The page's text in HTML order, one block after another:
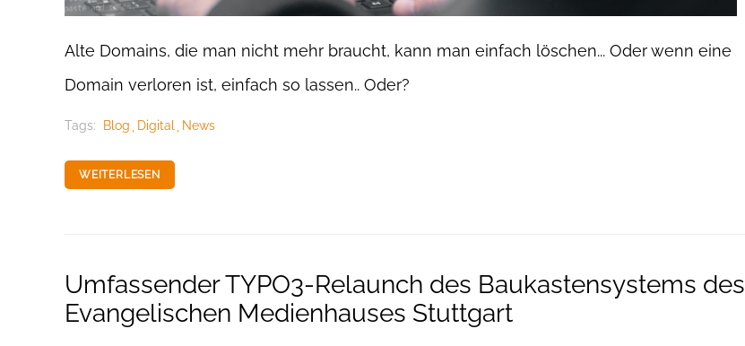
Alte Domains, die man nicht mehr braucht, kann man einfach löschen... Oder wenn eine
Domain verloren ist, einfach so lassen.. Oder?
Tags: Blog Digital News
WEITERLESEN
Umfassender TYPO3-Relaunch des Baukastensystems des
Evangelischen Medienhauses Stuttgart